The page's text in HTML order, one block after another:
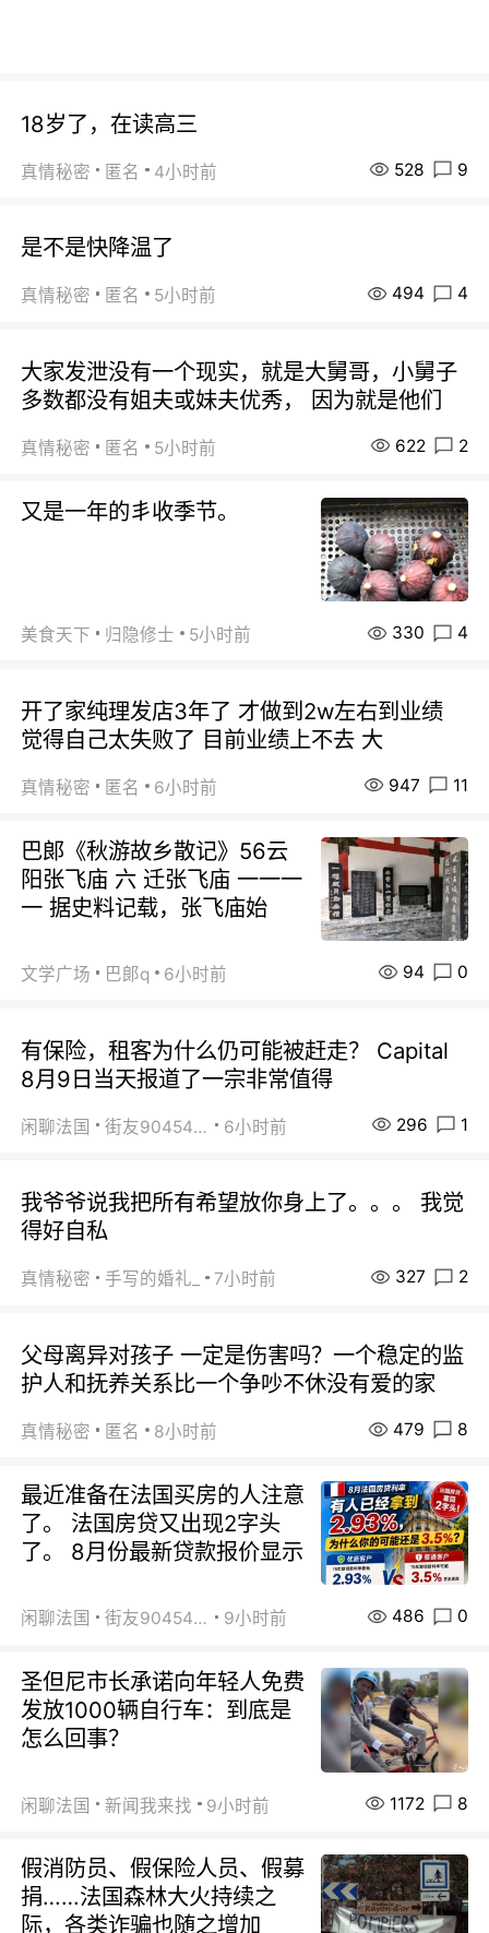
18岁了，在读高三
真情秘密 匿名 4小时前 528 9
是不是快降温了
真情秘密 匿名 5小时前 494 4
大家发泄没有一个现实，就是大舅哥，小舅子
多数都没有姐夫或妹夫优秀， 因为就是他们
真情秘密 匿名 5小时前 622 2
又是一年的丯收季节。
美食天下 归隐修士 5小时前 330 4
开了家纯理发店3年了 才做到2w左右到业绩
觉得自己太失败了 目前业绩上不去 大
真情秘密 匿名 6小时前 947 11
巴郞《秋游故乡散记》56云
阳张飞庙 六 迁张飞庙 一一一
一 据史料记载，张飞庙始
文学广场 巴郞q 6小时前 94 0
有保险，租客为什么仍可能被赶走？ Capital
8月9日当天报道了一宗非常值得
闲聊法国 街友90454511 6小时前 296 1
我爷爷说我把所有希望放你身上了。。。 我觉
得好自私
真情秘密 手写的婚礼_ 7小时前 327 2
父母离异对孩子 一定是伤害吗？一个稳定的监
护人和抚养关系比一个争吵不休没有爱的家
真情秘密 匿名 8小时前 479 8
最近准备在法国买房的人注意
了。 法国房贷又出现2字头
了。 8月份最新贷款报价显示
闲聊法国 街友90454511 9小时前 486 0
圣但尼市长承诺向年轻人免费
发放1000辆自行车：到底是
怎么回事？
闲聊法国 新闻我来找 9小时前 1172 8
假消防员、假保险人员、假募
捐……法国森林大火持续之
际，各类诈骗也随之增加